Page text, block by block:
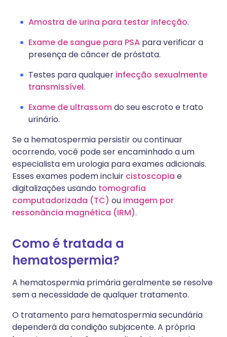
Amostra de urina para testar infecção.
Exame de sangue para PSA para verificar a
presença de câncer de próstata.
Testes para qualquer infecção sexualmente
transmissível.
Exame de ultrassomdo seu escroto e trato
urinário.
Se a hematospermia persistir ou continuar
ocorrendo, você pode ser encaminhado a um
especialista em urologia para exames adicionais.
Esses exames podem incluir cistoscopia e
digitalizações usando tomografia
computadorizada (TC) ou imagem por
ressonância magnética (IRM).
Como é tratada a
hematospermia?
A hematospermia primária geralmente se resolve
sem a necessidade de qualquer tratamento.
O tratamento para hematospermia secundária
dependerá da condição subjacente. A própria